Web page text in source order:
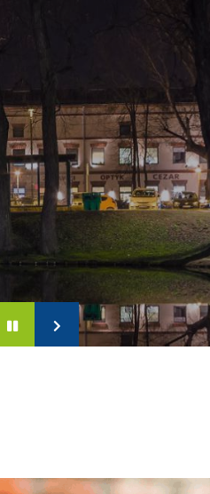
Pause
Next
slide